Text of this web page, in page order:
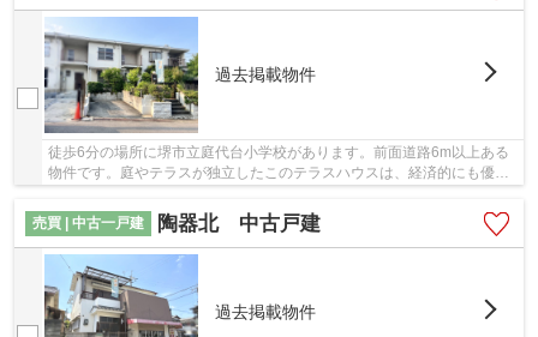
過去掲載物件
徒歩6分の場所に堺市立庭代台小学校があります。前面道路6m以上ある
物件です。庭やテラスが独立したこのテラスハウスは、経済的にも優し
売買 | 中古一戸建
陶器北 中古戸建
過去掲載物件